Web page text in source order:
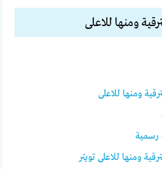
ومنها للاعلى
ومنها للاعلى
رسمية
ومنها للاعلى تويتر